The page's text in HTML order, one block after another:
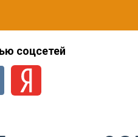
соцсетей